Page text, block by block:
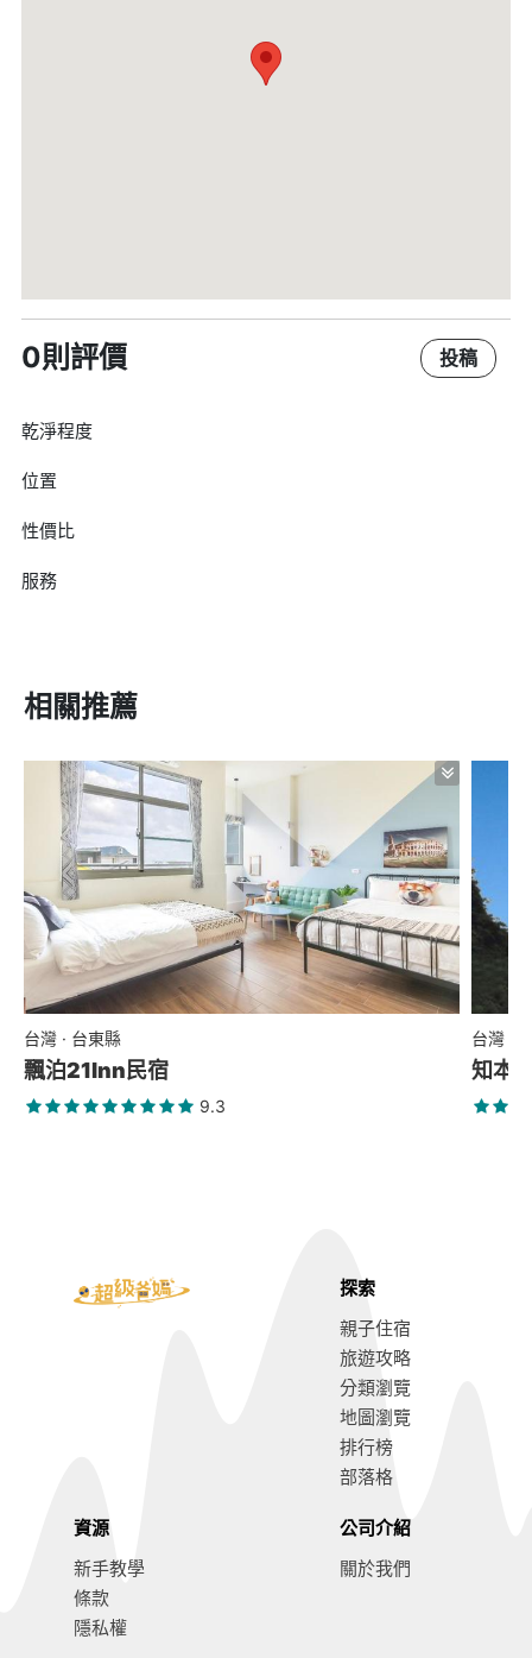
0則評價 投稿
乾淨程度
位置
性價比
服務
相關推薦
台灣 · 台東縣
飄泊21Inn民宿
9.3
台灣 ·
知本
探索
親子住宿
旅遊攻略
分類瀏覽
地圖瀏覽
排行榜
部落格
資源
新手教學
條款
隱私權
公司介紹
關於我們